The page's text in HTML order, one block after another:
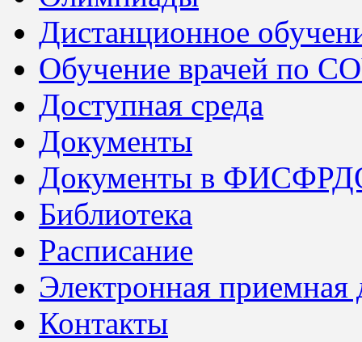
Дистанционное
Обучение врачей по
Доступная среда
Документы
Документы в
Библиотека
Расписание
Электронная
Контакты